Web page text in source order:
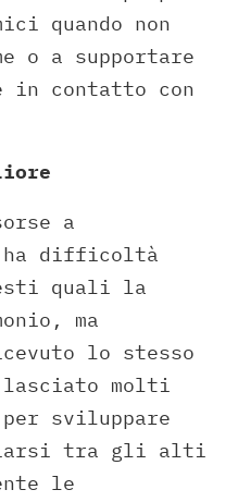
quando non
o a supportare
in contatto con
a
ha difficoltà
quali la
ma
lo stesso
lasciato molti
sviluppare
tra gli alti
le